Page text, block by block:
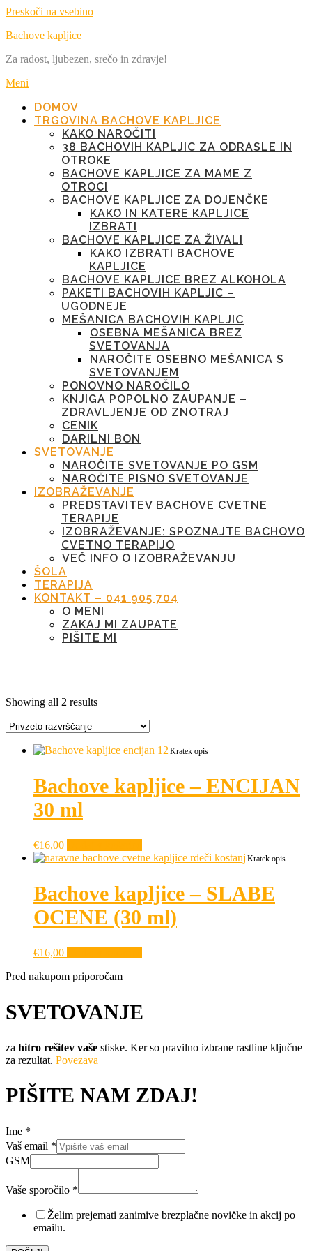
Preskoči na vsebino
Bachove kapljice
Za radost, ljubezen, srečo in zdravje!
Meni
DOMOV
TRGOVINA BACHOVE KAPLJICE
KAKO NAROČITI
38 BACHOVIH KAPLJIC ZA ODRASLE IN
OTROKE
BACHOVE KAPLJICE ZA MAME Z
OTROCI
BACHOVE KAPLJICE ZA DOJENČKE
KAKO IN KATERE KAPLJICE
IZBRATI
BACHOVE KAPLJICE ZA ŽIVALI
KAKO IZBRATI BACHOVE
KAPLJICE
BACHOVE KAPLJICE BREZ ALKOHOLA
PAKETI BACHOVIH KAPLJIC –
UGODNEJE
MEŠANICA BACHOVIH KAPLJIC
OSEBNA MEŠANICA BREZ
SVETOVANJA
NAROČITE OSEBNO MEŠANICA S
SVETOVANJEM
PONOVNO NAROČILO
KNJIGA POPOLNO ZAUPANJE –
ZDRAVLJENJE OD ZNOTRAJ
CENIK
DARILNI BON
SVETOVANJE
NAROČITE SVETOVANJE PO GSM
NAROČITE PISNO SVETOVANJE
IZOBRAŽEVANJE
PREDSTAVITEV BACHOVE CVETNE
TERAPIJE
IZOBRAŽEVANJE: SPOZNAJTE BACHOVO
CVETNO TERAPIJO
VEČ INFO O IZOBRAŽEVANJU
ŠOLA
TERAPIJA
KONTAKT – 041 905 704
O MENI
ZAKAJ MI ZAUPATE
PIŠITE MI
Showing all 2 results
Kratek opis
Bachove kapljice – ENCIJAN
30 ml
€16,00
Kratek opis
Bachove kapljice – SLABE
OCENE (30 ml)
€16,00
Pred nakupom priporočam
SVETOVANJE
za hitro rešitev vaše stiske. Ker so pravilno izbrane rastline ključne
za rezultat. Povezava
PIŠITE NAM ZDAJ!
Ime *
Vaš email *
Vaše
Ime
GSM
Vaše sporočilo *
Želim prejemati zanimive brezplačne novičke in akcij po
emailu.